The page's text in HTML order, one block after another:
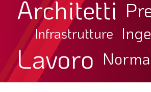
Architetti
Infrastrutture
Lavoro